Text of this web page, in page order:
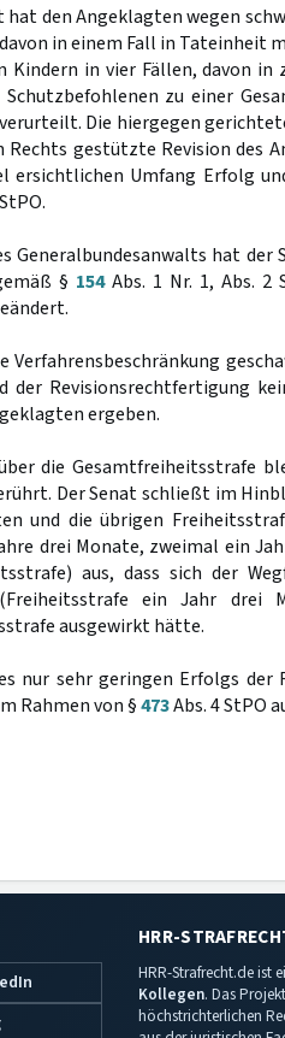
hat den Angeklagten wegen
in einem Fall in Tateinheit
Kindern in vier Fällen, davon
Schutzbefohlenen zu einer
Die hiergegen
gestützte Revision des
ersichtlichen Umfang Erfolg
Generalbundesanwalts hat der
§ 154Abs. 1 Nr. 1, Abs. 2
Verfahrensbeschränkung
der Revisionsrechtfertigung
ergeben.
die Gesamtfreiheitsstrafe
Der Senat schließt im
und die übrigen
drei Monate, zweimal ein
aus, dass sich der
ein Jahr drei
ausgewirkt hätte.
nur sehr geringen Erfolgs der
Rahmen von §473Abs. 4 StPO
HRR-
HRR-Strafrecht.de ist
Kollegen. Das
höchstrichterlichen